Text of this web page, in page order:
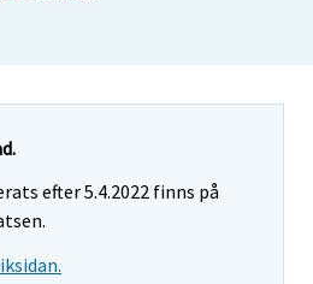
efter 5.4.2022 finns på